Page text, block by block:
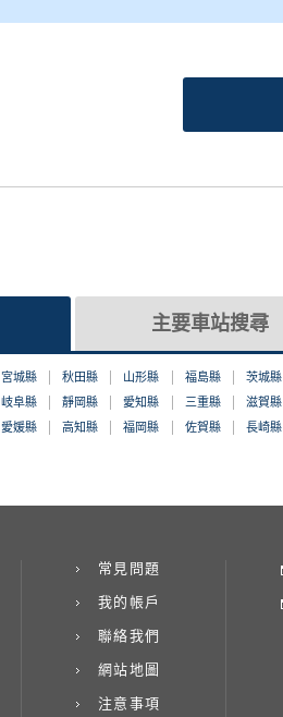
主要車站搜尋
宮城縣 秋田縣 山形縣 福島縣
茨城縣
岐阜縣 靜岡縣 愛知縣 三重縣
滋賀縣
愛媛縣 高知縣 福岡縣 佐賀縣 長崎縣
常見問題
我的帳戶
聯絡我們
網站地圖
注意事項